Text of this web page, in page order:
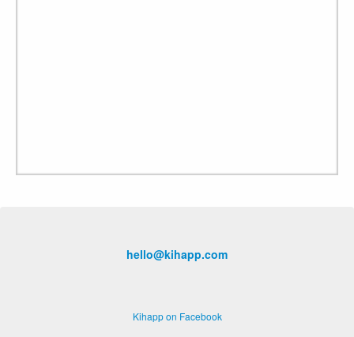
hello@kihapp.com
Kihapp on Facebook